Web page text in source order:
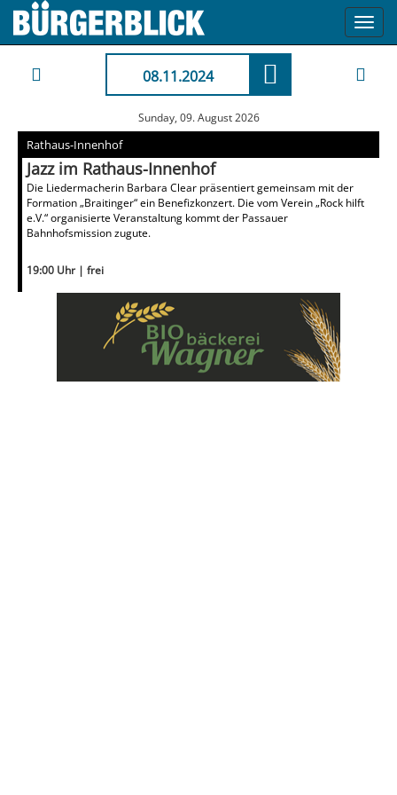
08.11.2024
Sunday, 09. August 2026
Rathaus-Innenhof
Jazz im Rathaus-Innenhof
Die Liedermacherin Barbara Clear präsentiert gemeinsam mit der
Formation „Braitinger“ ein Benefizkonzert. Die vom Verein „Rock hilft
e.V.“ organisierte Veranstaltung kommt der Passauer
Bahnhofsmission zugute.
19:00 Uhr | frei